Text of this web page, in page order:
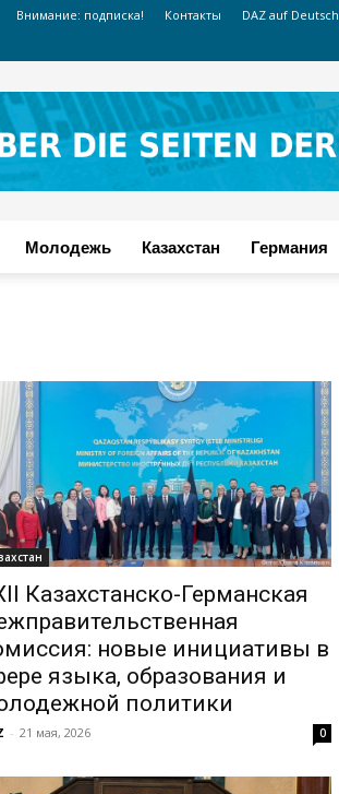
Внимание: подписка! Контакты DAZ auf Deutsch
Молодежь Казахстан Германия
Казахстанско-Германская
новые инициативы в
языка, образования и
политики
- 21 мая, 2026 0